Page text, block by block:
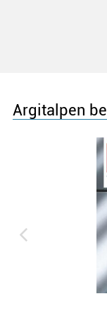
Argitalpen